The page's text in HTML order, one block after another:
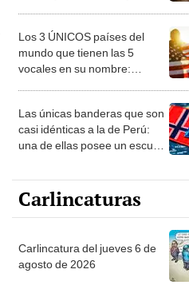
Los 3 ÚNICOS países del
mundo que tienen las 5
vocales en su nombre:
Las únicas banderas que son
casi idénticas a la de Perú:
una de ellas posee un escudo
Carlincaturas
Carlincatura del jueves 6 de
agosto de 2026